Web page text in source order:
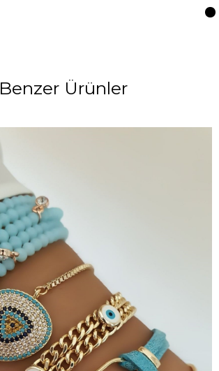
Benzer Ürünler